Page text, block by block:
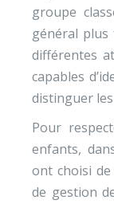
groupe
général plus
différentes
capables
distinguer
Pour
enfants,
ont choisi de
de gestion